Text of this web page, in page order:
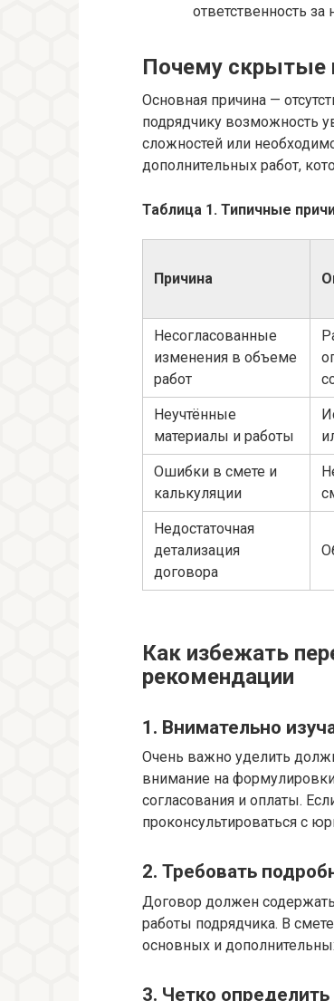
ответственность
Почему скрытые
Основная причина —
подрядчику возможность
сложностей или
дополнительных работ,
Таблица 1. Типичные
Причина
Несогласованные
изменения в объеме
работ
Неучтённые
материалы и работы
Ошибки в смете и
калькуляции
Недостаточная
детализация
договора
Как избежать
рекомендации
1. Внимательно
Очень важно уделить
внимание на
согласования и оплаты.
проконсультироваться с
2. Требовать
Договор должен
работы подрядчика. В
основных и
3. Четко